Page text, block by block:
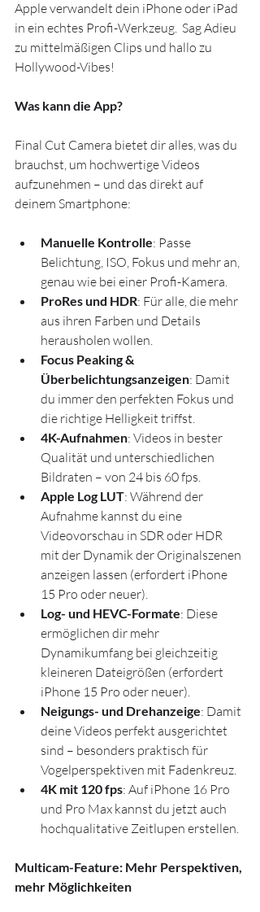
Apple verwandelt dein iPhone oder iPad
in ein echtes Profi-Werkzeug.  Sag Adieu
zu mittelmäßigen Clips und hallo zu
Hollywood-Vibes!
Was kann die App?
Final Cut Camera bietet dir alles, was du
brauchst, um hochwertige Videos
aufzunehmen – und das direkt auf
deinem Smartphone:
Manuelle Kontrolle: Passe
Belichtung, ISO, Fokus und mehr an,
genau wie bei einer Profi-Kamera.
ProRes und HDR: Für alle, die mehr
aus ihren Farben und Details
herausholen wollen.
Focus Peaking &
Überbelichtungsanzeigen: Damit
du immer den perfekten Fokus und
die richtige Helligkeit triffst.
4K-Aufnahmen: Videos in bester
Qualität und unterschiedlichen
Bildraten – von 24 bis 60 fps.
Apple Log LUT: Während der
Aufnahme kannst du eine
Videovorschau in SDR oder HDR
mit der Dynamik der Originalszenen
anzeigen lassen (erfordert iPhone
15 Pro oder neuer).
Log- und HEVC-Formate: Diese
ermöglichen dir mehr
Dynamikumfang bei gleichzeitig
kleineren Dateigrößen (erfordert
iPhone 15 Pro oder neuer).
Neigungs- und Drehanzeige: Damit
deine Videos perfekt ausgerichtet
sind – besonders praktisch für
Vogelperspektiven mit Fadenkreuz.
4K mit 120 fps: Auf iPhone 16 Pro
und Pro Max kannst du jetzt auch
hochqualitative Zeitlupen erstellen.
Multicam-Feature: Mehr Perspektiven,
mehr Möglichkeiten